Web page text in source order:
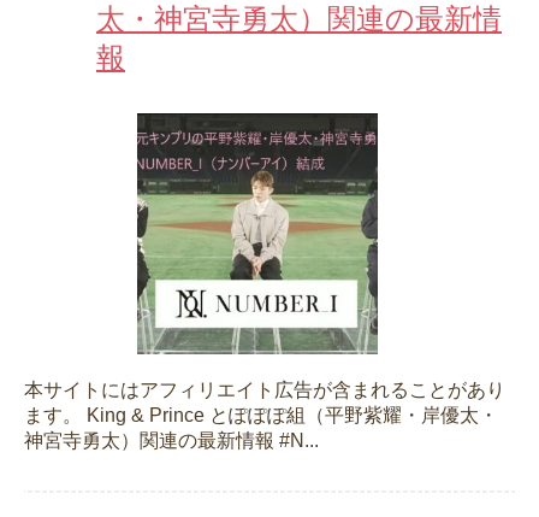
太・神宮寺勇太）関連の最新情
報
本サイトにはアフィリエイト広告が含まれることがあり
ます。 King & Prince とぽぽぽ組（平野紫耀・岸優太・
神宮寺勇太）関連の最新情報 #N...